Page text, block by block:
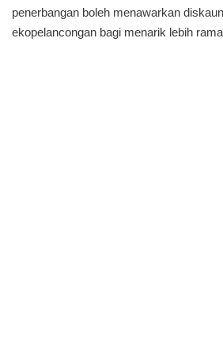
penerbangan boleh menawarkan
ekopelancongan bagi menarik lebih